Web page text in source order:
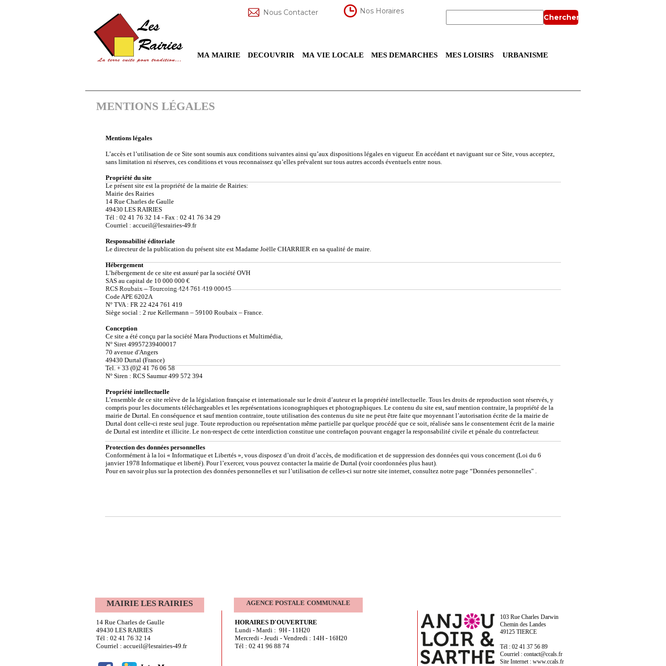
MENTIONS LÉGALES
Mentions légales
L’accès et l’utilisation de ce Site sont soumis aux conditions suivantes ainsi qu’aux dispositions légales en vigueur. En accédant et naviguant sur ce Site, vous acceptez,
sans limitation ni réserves, ces conditions et vous reconnaissez qu’elles prévalent sur tous autres accords éventuels entre nous.
Propriété du site
Le présent site est la propriété de la mairie de Rairies:
Mairie des Rairies
14 Rue Charles de Gaulle
49430 LES RAIRIES
Tél : 02 41 76 32 14 - Fax : 02 41 76 34 29
Courriel : accueil@lesrairies-49.fr
Responsabilité éditoriale
Le directeur de la publication du présent site est Madame Joëlle CHARRIER en sa qualité de maire.
Hébergement
L’hébergement de ce site est assuré par la société OVH
SAS au capital de 10 000 000 €
RCS Roubaix – Tourcoing 424 761 419 00045
Code APE 6202A
N° TVA : FR 22 424 761 419
Siège social : 2 rue Kellermann – 59100 Roubaix – France.
Conception
Ce site a été conçu par la société Mara Productions et Multimédia,
N° Siret 49957239400017
70 avenue d'Angers
49430 Durtal (France)
Tel. + 33 (0)2 41 76 06 58
N° Siren : RCS Saumur 499 572 394
Propriété intellectuelle
L’ensemble de ce site relève de la législation française et internationale sur le droit d’auteur et la propriété intellectuelle. Tous les droits de reproduction sont réservés, y
compris pour les documents téléchargeables et les représentations iconographiques et photographiques. Le contenu du site est, sauf mention contraire, la propriété de la
mairie de Durtal. En conséquence et sauf mention contraire, toute utilisation des contenus du site ne peut être faite que moyennant l’autorisation écrite de la mairie de
Durtal dont celle-ci reste seul juge. Toute reproduction ou représentation même partielle par quelque procédé que ce soit, réalisée sans le consentement écrit de la mairie
de Durtal est interdite et illicite. Le non-respect de cette interdiction constitue une contrefaçon pouvant engager la responsabilité civile et pénale du contrefacteur.
Protection des données personnelles
Conformément à la loi « Informatique et Libertés », vous disposez d’un droit d’accès, de modification et de suppression des données qui vous concernent (Loi du 6
janvier 1978 Informatique et liberté). Pour l’exercer, vous pouvez contacter la mairie de Durtal (voir coordonnées plus haut).
Pour en savoir plus sur la protection des données personnelles et sur l’utilisation de celles-ci sur notre site internet, consultez notre page “Données personnelles" .
Nos Horaires
Nous Contacter
Chercher
MA MAIRIE DECOUVRIR MA VIE LOCALE MES DEMARCHES MES LOISIRS URBANISME
14 Rue Charles de Gaulle
49430 LES RAIRIES
Tél : 02 41 76 32 14
Courriel : accueil@lesrairies-49.fr
HORAIRES D'OUVERTURE
Lundi - Mardi : 9H - 11H20
Mercredi - Jeudi - Vendredi : 14H - 16H20
Tél : 02 41 96 88 74
103 Rue Charles Darwin
Chemin des Landes
49125 TIERCE
Tél : 02 41 37 56 89
Courriel : contact@ccals.fr
Site Internet : www.ccals.fr
AGENCE POSTALE COMMUNALE
MAIRIE LES RAIRIES